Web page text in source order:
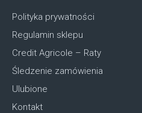
Polityka prywatności
Regulamin sklepu
Credit Agricole – Raty
Śledzenie zamówienia
Ulubione
Kontakt